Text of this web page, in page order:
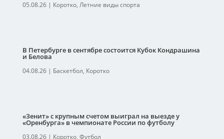
05.08.26| Коротко, Летние виды спорта
В Петербурге в сентябре состоится Кубок Кондрашина
и Белова
04.08.26| Баскетбол, Коротко
«Зенит» с крупным счетом выиграл на выезде у
«Оренбурга» в чемпионате России по футболу
03.08.26| Коротко, Футбол